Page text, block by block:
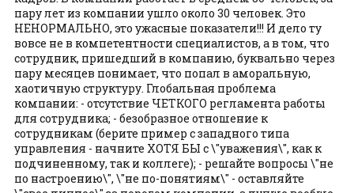
пару лет из компании ушло около 30 человек. Это
НЕНОРМАЛЬНО, это ужасные показатели!!! И дело ту
вовсе не в компетентности специалистов, а в том, что
сотрудник, пришедший в компанию, буквально через
пару месяцев понимает, что попал в аморальную,
хаотичную структуру. Глобальная проблема
компании: - отсутствие ЧЕТКОГО регламента работы
для сотрудника; - безобразное отношение к
сотрудникам (берите пример с западного типа
управления - начните ХОТЯ БЫ с \"уважения\", как к
подчиненному, так и коллеге); - решайте вопросы \"не
по настроению\", \"не по-понятиям\" - оставляйте